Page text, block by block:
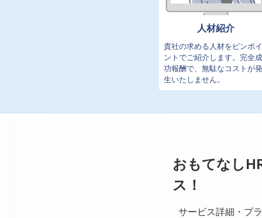
人材紹介
貴社の求める人材をピンポイ
ントでご紹介します。完全成
功報酬で、無駄なコストが発
生いたしません。
おもてなし
ス！
サービス詳細・プ